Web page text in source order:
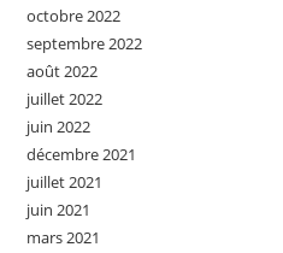
octobre 2022
septembre 2022
août 2022
juillet 2022
juin 2022
décembre 2021
juillet 2021
juin 2021
mars 2021